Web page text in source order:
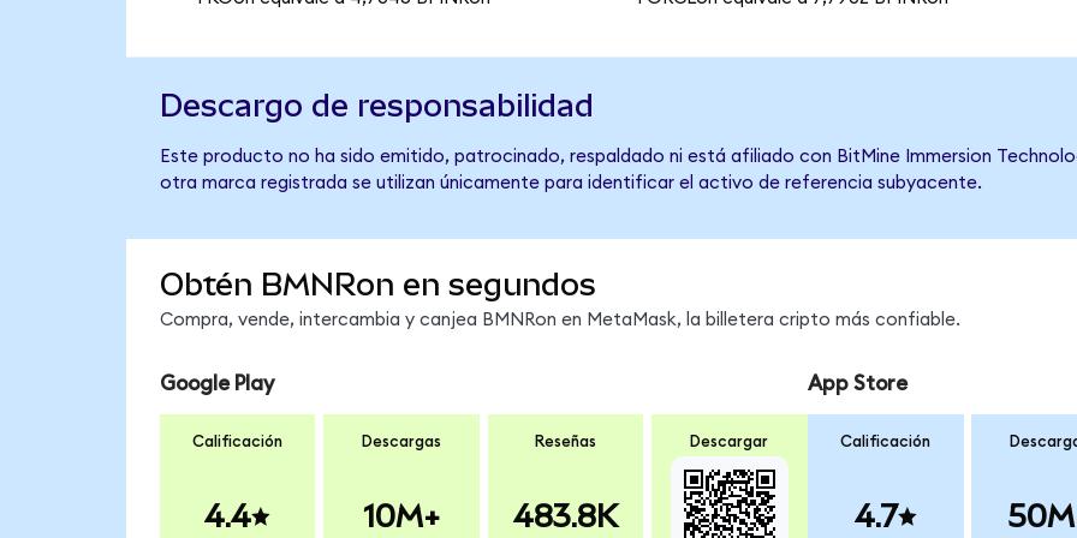
Descargo de responsabilidad
Este producto no ha sido emitido, patrocinado, respaldado ni está afiliado con BitMine Immersion
otra marca registrada se utilizan únicamente para identificar el activo de referencia subyacente.
Obtén BMNRon en segundos
Compra, vende, intercambia y canjea BMNRon en MetaMask, la billetera cripto más confiable.
Google Play
Calificación
4.4
Descargas
10M+
Reseñas
483.8K
Descargar
App Store
Calificación
4.7